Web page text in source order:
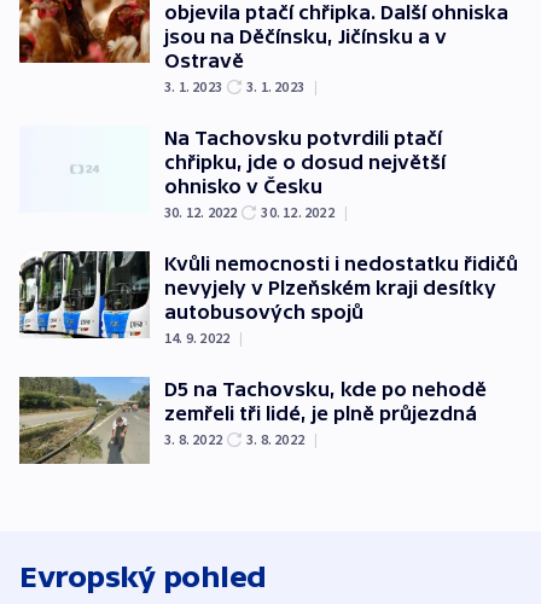
objevila ptačí chřipka. Další ohniska
jsou na Děčínsku, Jičínsku a v
Ostravě
3. 1. 2023 3. 1. 2023 |
Na Tachovsku potvrdili ptačí
chřipku, jde o dosud největší
ohnisko v Česku
30. 12. 2022 30. 12. 2022 |
Kvůli nemocnosti i nedostatku řidičů
nevyjely v Plzeňském kraji desítky
autobusových spojů
14. 9. 2022 |
D5 na Tachovsku, kde po nehodě
zemřeli tři lidé, je plně průjezdná
3. 8. 2022 3. 8. 2022 |
Evropský pohled